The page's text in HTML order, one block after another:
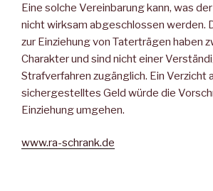
Eine solche Vereinbarung kann, was
nicht wirksam abgeschlossen werden.
zur Einziehung von Taterträgen haben
Charakter und sind nicht einer
Strafverfahren zugänglich. Ein Verzicht
sichergestelltes Geld würde die
Einziehung umgehen.
www.ra-schrank.de